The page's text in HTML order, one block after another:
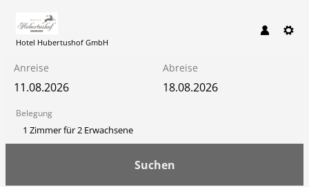
Anreise Abreise
Belegung
1 Zimmerfür2 Erwachsene
Suchen
Hotel Hubertushof GmbH